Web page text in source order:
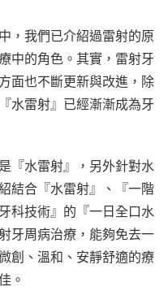
，我們已介紹過雷射的原
中的角色。其實，雷射牙
面也不斷更新與改進，除
水雷射』已經漸漸成為牙
『水雷射』，另外針對水
結合『水雷射』、『一階
科技術』的『一日全口水
牙周病治療，能夠免去一
創、溫和、安靜舒適的療
。